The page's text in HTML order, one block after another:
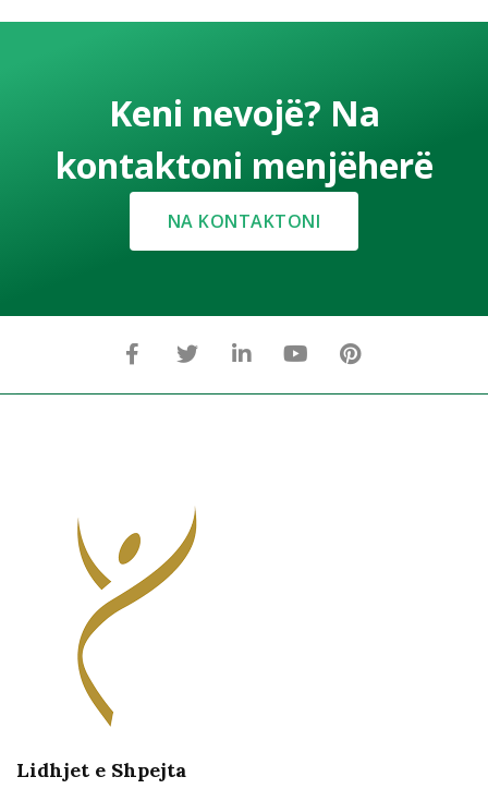
Keni nevojë? Na
kontaktoni menjëherë
NA KONTAKTONI
Lidhjet e Shpejta